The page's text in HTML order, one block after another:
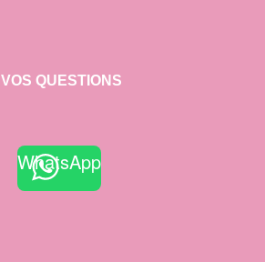
VOS QUESTIONS
WhatsApp